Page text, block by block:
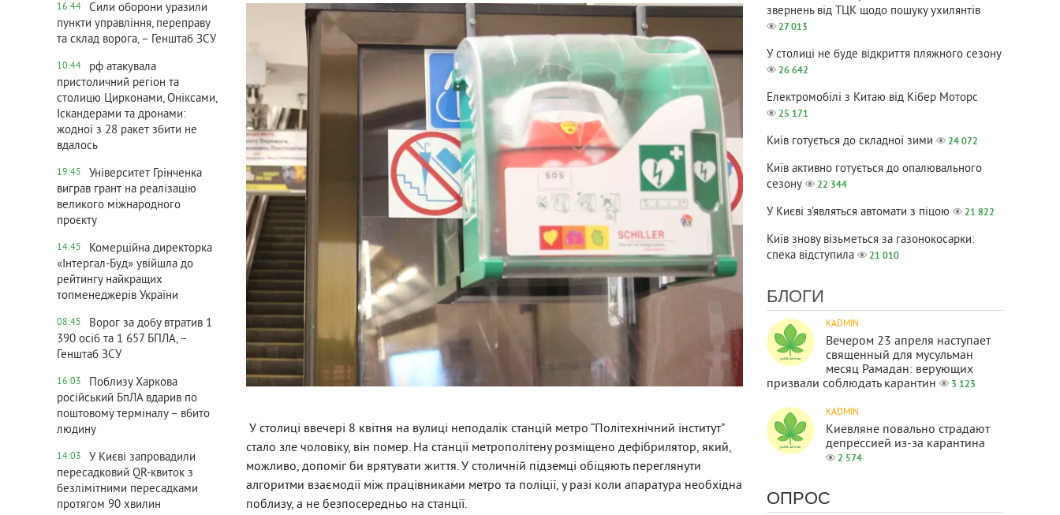
16:44
Сили оборони уразили
пункти управління, переправу
та склад ворога, – Генштаб ЗСУ
10:44
рф атакувала
пристоличний регіон та
столицю Цирконами, Оніксами,
Іскандерами та дронами:
жодної з 28 ракет збити не
вдалось
19:45
Університет Грінченка
виграв грант на реалізацію
великого міжнародного
проєкту
14:45
Комерційна директорка
«Інтергал-Буд» увійшла до
рейтингу найкращих
топменеджерів України
08:45
Ворог за добу втратив 1
390 осіб та 1 657 БПЛА, –
Генштаб ЗСУ
16:03
Поблизу Харкова
російський БпЛА вдарив по
поштовому терміналу – вбито
людину
14:03
У Києві запровадили
пересадковий QR-квиток з
безлімітними пересадками
протягом 90 хвилин
У столиці ввечері 8 квітня на вулиці неподалік станцій метро “Політехнічний інститут”
стало зле чоловіку, він помер. На станції метрополітену розміщено дефібрилятор, який,
можливо, допоміг би врятувати життя. У столичній підземці обіцяють переглянути
алгоритми взаємодії між працівниками метро та поліції, у разі коли апаратура необхідна
поблизу, а не безпосередньо на станції.
звернень від ТЦК щодо пошуку ухилянтів
27 013
У столиці не буде відкриття пляжного сезону
26 642
Електромобілі з Китаю від Кібер Моторс
25 171
Київ готується до складної зими 24 072
Київ активно готується до опалювального
сезону
22 344
У Києві з’являться автомати з піцою 21 822
Київ знову візьметься за газонокосарки:
спека відступила
21 010
БЛОГИ
KADMIN
Вечером 23 апреля наступает
священный для мусульман
месяц Рамадан: верующих
призвали соблюдать карантин
3 123
KADMIN
Киевляне повально страдают
депрессией из-за карантина
2 574
ОПРОС